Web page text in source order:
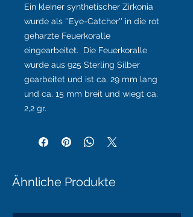
Ein kleiner synthetischer Zirkonia
wurde als ''Eye-Catcher'' in die rot
geharzte Feuerkoralle
eingearbeitet. Die Feuerkoralle
wurde aus 925 Sterling Silber
gearbeitet und ist ca. 29 mm lang
und ca. 15 mm breit und wiegt ca.
2,2 gr.
Ähnliche Produkte